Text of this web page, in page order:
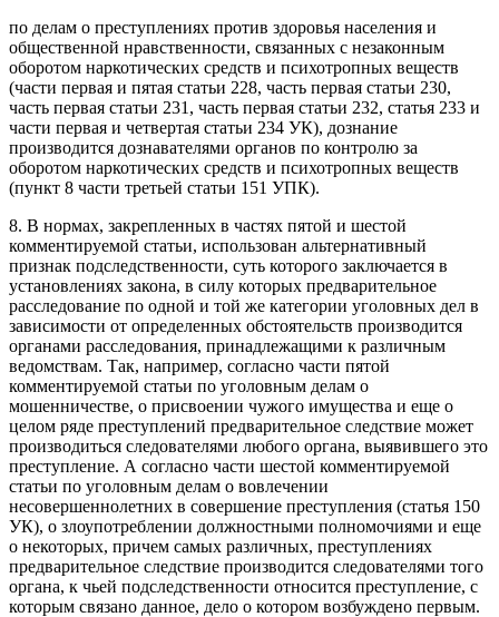
по делам о преступлениях против здоровья населения и
общественной нравственности, связанных с незаконным
оборотом наркотических средств и психотропных веществ
(части первая и пятая статьи 228, часть первая статьи 230,
часть первая статьи 231, часть первая статьи 232, статья 233 и
части первая и четвертая статьи 234 УК), дознание
производится дознавателями органов по контролю за
оборотом наркотических средств и психотропных веществ
(пункт 8 части третьей статьи 151 УПК).
8. В нормах, закрепленных в частях пятой и шестой
комментируемой статьи, использован альтернативный
признак подследственности, суть которого заключается в
установлениях закона, в силу которых предварительное
расследование по одной и той же категории уголовных дел в
зависимости от определенных обстоятельств производится
органами расследования, принадлежащими к различным
ведомствам. Так, например, согласно части пятой
комментируемой статьи по уголовным делам о
мошенничестве, о присвоении чужого имущества и еще о
целом ряде преступлений предварительное следствие может
производиться следователями любого органа, выявившего это
преступление. А согласно части шестой комментируемой
статьи по уголовным делам о вовлечении
несовершеннолетних в совершение преступления (статья 150
УК), о злоупотреблении должностными полномочиями и еще
о некоторых, причем самых различных, преступлениях
предварительное следствие производится следователями того
органа, к чьей подследственности относится преступление, с
которым связано данное, дело о котором возбуждено первым.